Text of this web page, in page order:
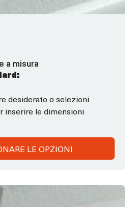
a misura
desiderato o selezioni
inserire le dimensioni
LE OPZIONI